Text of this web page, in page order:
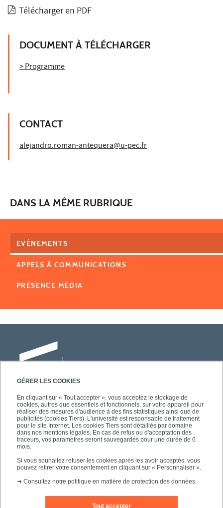
GÉRER LES COOKIES
En cliquant sur « Tout accepter », vous acceptez le stockage de
cookies, autres que essentiels et fonctionnels, sur votre appareil pour
réaliser des mesures d'audience à des fins statistiques ainsi que de
publicités (cookies Tiers). L'université est responsable de traitement
pour le site Internet. Les cookies Tiers sont détaillés par domaine
dans nos mentions légales. En cas de refus ou d'acceptation des
traceurs, vos paramètres seront sauvegardés pour une durée de 6
mois.
Si vous souhaitez refuser les cookies après les avoir acceptés, vous
pouvez retirer votre consentement en cliquant sur « Personnaliser ».
➜ Consultez notre politique en matière de protection des données.
Tout accepter
Télécharger en PDF
DOCUMENT À TÉLÉCHARGER
> Programme
CONTACT
alejandro.roman-antequera@u-pec.fr
DANS LA MÊME RUBRIQUE
EVÈNEMENTS
APPELS À COMMUNICATIONS
PRÉSENCE MÉDIA
Université Paris-Est Créteil
Faculté des lettres, langues et sciences
humaines
61, avenue du Général de Gaulle
94010 Créteil